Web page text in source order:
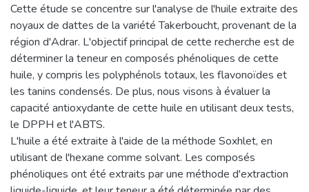
Cette étude se concentre sur l'analyse de l'huile extraite des
noyaux de dattes de la variété Takerboucht, provenant de la
région d'Adrar. L'objectif principal de cette recherche est de
déterminer la teneur en composés phénoliques de cette
huile, y compris les polyphénols totaux, les flavonoïdes et
les tanins condensés. De plus, nous visons à évaluer la
capacité antioxydante de cette huile en utilisant deux tests,
le DPPH et l'ABTS.
L'huile a été extraite à l'aide de la méthode Soxhlet, en
utilisant de l'hexane comme solvant. Les composés
phénoliques ont été extraits par une méthode d'extraction